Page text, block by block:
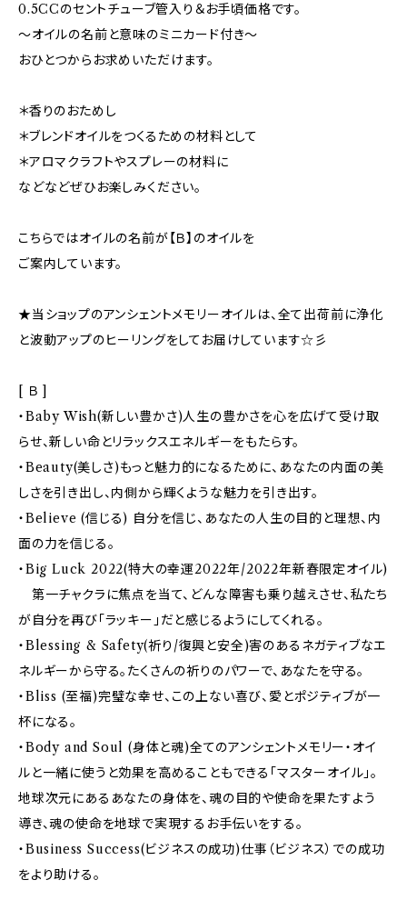
0.5CCのセントチューブ管入り＆お手頃価格です。
～オイルの名前と意味のミニカード付き～
おひとつからお求めいただけます。
＊香りのおためし
＊ブレンドオイルをつくるための材料として
＊アロマクラフトやスプレーの材料に
などなどぜひお楽しみください。
こちらではオイルの名前が【Ｂ】のオイルを
ご案内しています。
★当ショップのアンシェントメモリーオイルは、全て出荷前に浄化
と波動アップのヒーリングをしてお届けしています☆彡
[ Ｂ ]
・Baby Wish(新しい豊かさ)人生の豊かさを心を広げて受け取
らせ、新しい命とリラックスエネルギーをもたらす。
・Beauty(美しさ)もっと魅力的になるために、あなたの内面の美
しさを引き出し、内側から輝くような魅力を引き出す。
・Believe (信じる) 自分を信じ、あなたの人生の目的と理想、内
面の力を信じる。
・Big Luck 2022(特大の幸運2022年/2022年新春限定オイル)
第一チャクラに焦点を当て、どんな障害も乗り越えさせ、私たち
が自分を再び「ラッキー」だと感じるようにしてくれる。
・Blessing & Safety(祈り/復興と安全)害のあるネガティブなエ
ネルギーから守る。たくさんの祈りのパワーで、あなたを守る。
・Bliss (至福)完璧な幸せ、この上ない喜び、愛とポジティブが一
杯になる。
・Body and Soul (身体と魂)全てのアンシェントメモリー・オイ
ルと一緒に使うと効果を高めることもできる「マスターオイル」。
地球次元にあるあなたの身体を、魂の目的や使命を果たすよう
導き、魂の使命を地球で実現するお手伝いをする。
・Business Success(ビジネスの成功)仕事（ビジネス）での成功
をより助ける。